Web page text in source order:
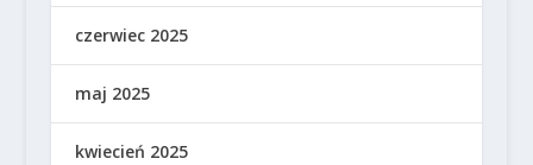
czerwiec 2025
maj 2025
kwiecień 2025